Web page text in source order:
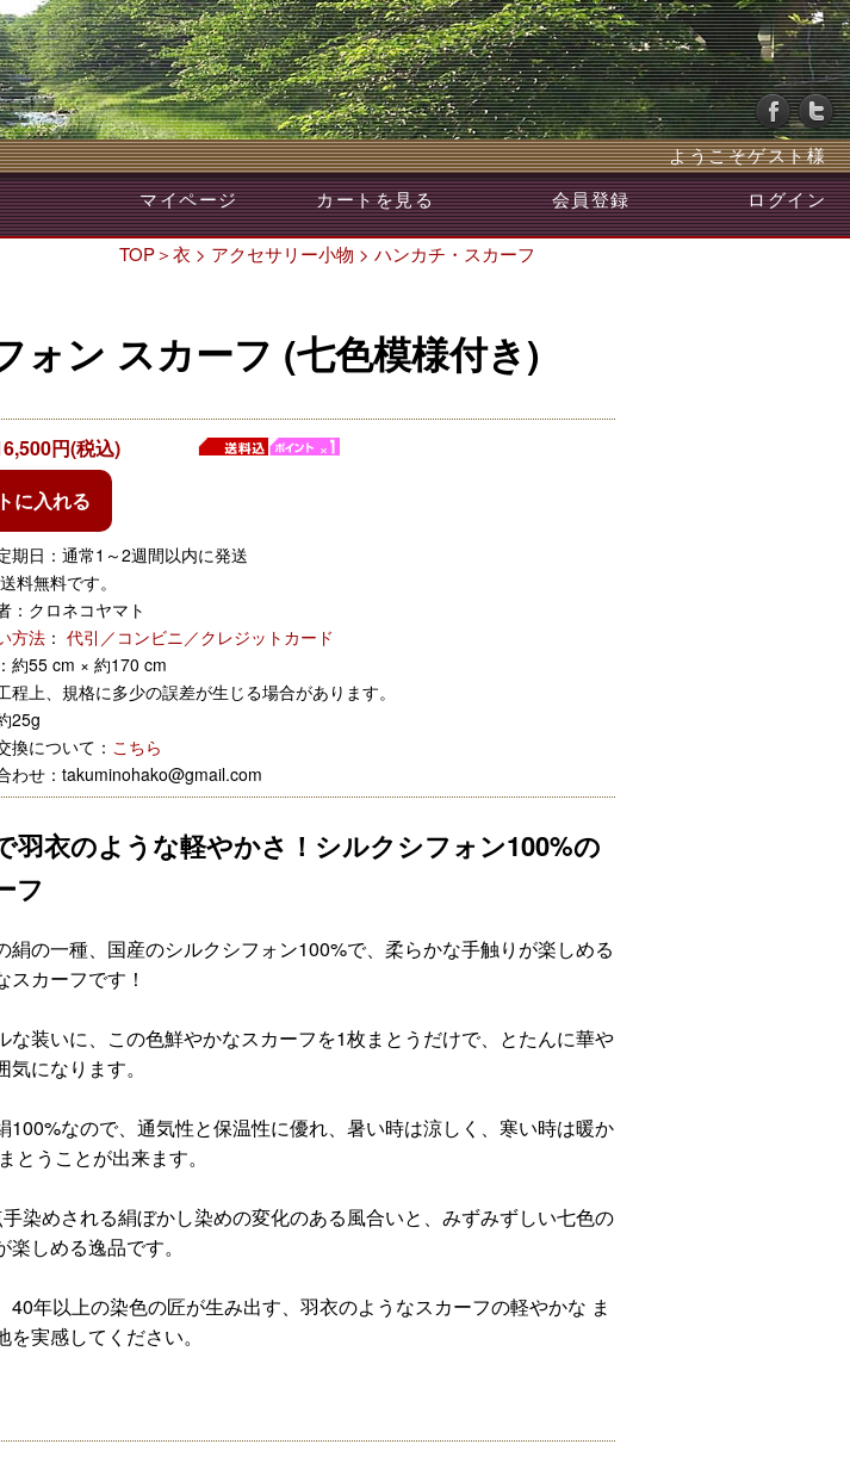
ようこそゲスト様
マイページ
カートを見る 会員登録 ログイン
TOP＞衣 > アクセサリー小物 > ハンカチ・スカーフ
ン スカーフ (七色模様付き)
円(税込)
に入れる
期日：通常1～2週間以内に発送
料無料です。
：クロネコヤマト
方法 ： 代引／コンビニ／クレジットカード
約55 cm × 約170 cm
程上、規格に多少の誤差が生じる場合があります。
25g
換について： こちら
わせ：takuminohako@gmail.com
羽衣のような軽やかさ！シルクシフォン100%の
フ
絹の一種、国産のシルクシフォン100%で、柔らかな手触りが楽しめる
スカーフです！
な装いに、この色鮮やかなスカーフを1枚まとうだけで、とたんに華や
気になります。
100%なので、通気性と保温性に優れ、暑い時は涼しく、寒い時は暖か
とうことが出来ます。
手染めされる絹ぼかし染めの変化のある風合いと、みずみずしい七色の
楽しめる逸品です。
40年以上の染色の匠が生み出す、羽衣のようなスカーフの軽やかな ま
を実感してください。